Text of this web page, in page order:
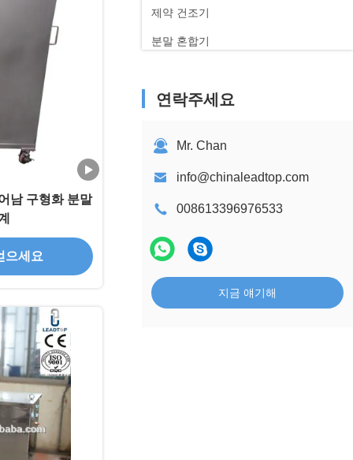
제약 건조기
분말 혼합기
주사기 충전기
연락주세요
Mr. Chan
info@chinaleadtop.com
008613396976533
지금 얘기해
남 구형화 분말
으세요